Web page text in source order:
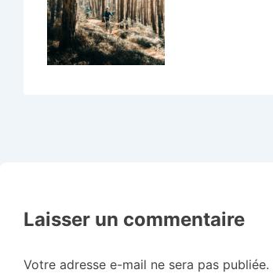
Laisser un commentaire
Votre adresse e-mail ne sera pas publiée.